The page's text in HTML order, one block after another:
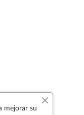
mejorar su